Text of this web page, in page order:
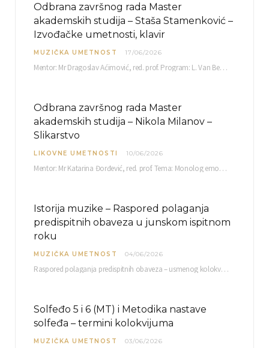
Odbrana završnog rada Master
akademskih studija – Staša Stamenković –
Izvođačke umetnosti, klavir
MUZIČKA UMETNOST 17/06/2026
Mentor: Mr Dragoslav Aćimović, red. prof. Program: L. Van Betoven: Sonata op. 31 br. 2 u…
Odbrana završnog rada Master
akademskih studija – Nikola Milanov –
Slikarstvo
LIKOVNE UMETNOSTI 10/06/2026
Mentor: Mr Katarina Đorđević, red. prof. Tema: Monolog emocija Sreda, 17. 06. 2026. u 15:30 sati Sala br. 12 Fakulteta umetnosti u Nišu, Kneginje…
Istorija muzike – Raspored polaganja
predispitnih obaveza u junskom ispitnom
roku
MUZIČKA UMETNOST 04/06/2026
Raspored polaganja predispitnih obaveza – usmenog kolokvijuma i testa iz slušanja muzike – objavljen je…
Solfeđo 5 i 6 (MT) i Metodika nastave
solfeđa – termini kolokvijuma
MUZIČKA UMETNOST 03/06/2026